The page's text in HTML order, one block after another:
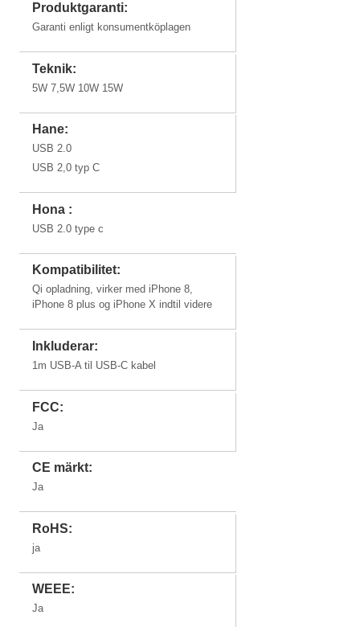
Produktgaranti:
Garanti enligt konsumentköplagen
Teknik:
5W 7,5W 10W 15W
Hane:
USB 2.0
USB 2,0 typ C
Hona :
USB 2.0 type c
Kompatibilitet:
Qi opladning, virker med iPhone 8,
iPhone 8 plus og iPhone X indtil videre
Inkluderar:
1m USB-A til USB-C kabel
FCC:
Ja
CE märkt:
Ja
RoHS:
ja
WEEE:
Ja